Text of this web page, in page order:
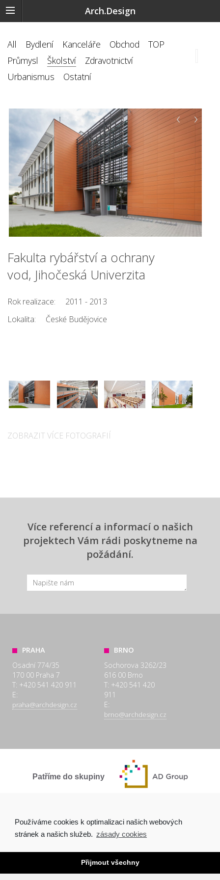
Arch.Design
All Bydlení Kanceláře Obchod
TOP
Průmysl
Školství
Zdravotnictví
Urbanismus
Ostatní
‹ ›
Fakulta rybářství a ochrany
vod, Jihočeská Univerzita
Rok realizace:
2011 - 2013
Lokalita:
České Budějovice
ZOBRAZIT VÍCE FOTOGRAFIÍ
Více referencí a informací o našich
projektech Vám rádi poskytneme na
požádání.
PRAHA
Osadní 774/35
170 00 Praha 7
T: +420 541 420 911
E:
praha@archdesign.cz
BRNO
Sochorova 3262/23
616 00 Brno
T: +420 541 420
911
E:
brno@archdesign.cz
Patříme do skupiny
Copyright © 2026 Arch.Design, s.r.o. |Ochrana osobních údajů|
Používáme cookies k optimalizaci našich webových
stránek a našich služeb. zásady cookies
Přijmout všechny